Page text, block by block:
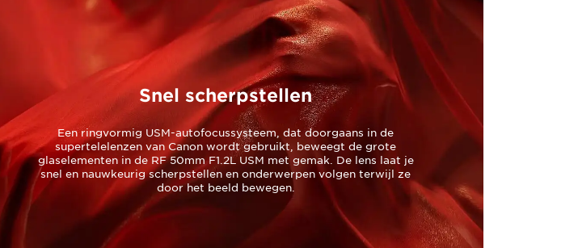
Snel scherpstellen
Een ringvormig USM-autofocussysteem, dat doorgaans in de
supertelelenzen van Canon wordt gebruikt, beweegt de grote
glaselementen in de RF 50mm F1.2L USM met gemak. De lens laat je
snel en nauwkeurig scherpstellen en onderwerpen volgen terwijl ze
door het beeld bewegen.